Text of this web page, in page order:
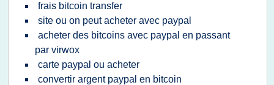
frais bitcoin transfer
site ou on peut acheter avec paypal
acheter des bitcoins avec paypal en passant
par virwox
carte paypal ou acheter
convertir argent paypal en bitcoin